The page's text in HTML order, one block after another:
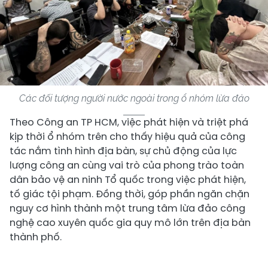
Các đối tượng người nước ngoài trong ổ nhóm lừa đảo
Theo Công an TP HCM, việc phát hiện và triệt phá
kịp thời ổ nhóm trên cho thấy hiệu quả của công
tác nắm tình hình địa bàn, sự chủ động của lực
lượng công an cùng vai trò của phong trào toàn
dân bảo vệ an ninh Tổ quốc trong việc phát hiện,
tố giác tội phạm. Đồng thời, góp phần ngăn chặn
nguy cơ hình thành một trung tâm lừa đảo công
nghệ cao xuyên quốc gia quy mô lớn trên địa bàn
thành phố.